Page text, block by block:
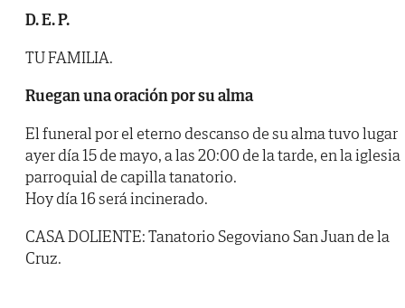
D. E. P.
TU FAMILIA.
Ruegan una oración por su alma
El funeral por el eterno descanso de su alma tuvo lugar
ayer día 15 de mayo, a las 20:00 de la tarde, en la iglesia
parroquial de capilla tanatorio.
Hoy día 16 será incinerado.
CASA DOLIENTE: Tanatorio Segoviano San Juan de la
Cruz.